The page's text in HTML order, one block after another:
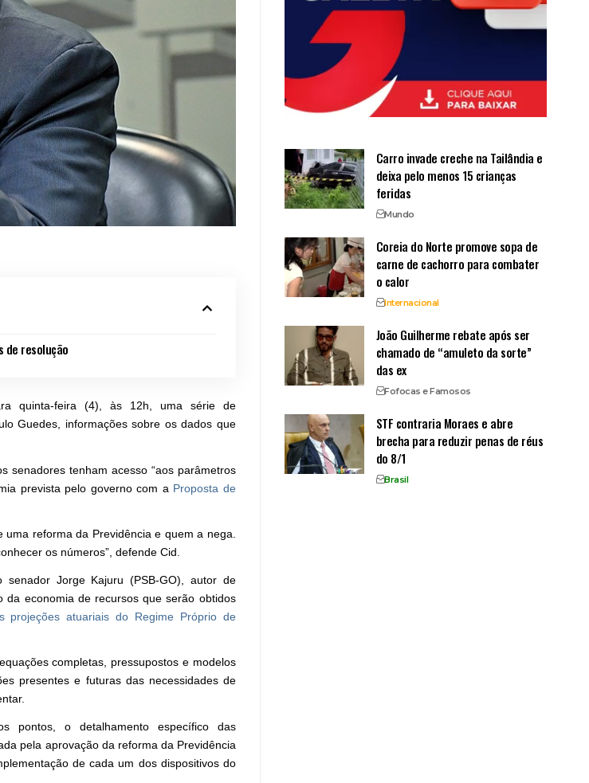
de resolução
quinta-feira (4), às 12h, uma série de
Guedes, informações sobre os dados que
senadores tenham acesso “aos parâmetros
prevista pelo governo com a Proposta de
reforma da Previdência e quem a nega.
os números”, defende Cid.
Jorge Kajuru (PSB-GO), autor de
da economia de recursos que serão obtidos
projeções atuariais do Regime Próprio de
completas, pressupostos e modelos
presentes e futuras das necessidades de
pontos, o detalhamento específico das
pela aprovação da reforma da Previdência
de cada um dos dispositivos do
Carro invade creche na Tailândia e
deixa pelo menos 15 crianças
feridas
Mundo
Coreia do Norte promove sopa de
carne de cachorro para combater
o calor
Internacional
João Guilherme rebate após ser
chamado de “amuleto da sorte”
das ex
Fofocas e Famosos
STF contraria Moraes e abre
brecha para reduzir penas de réus
do 8/1
Brasil